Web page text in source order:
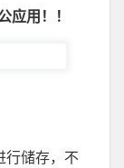
应用！！
行储存，不